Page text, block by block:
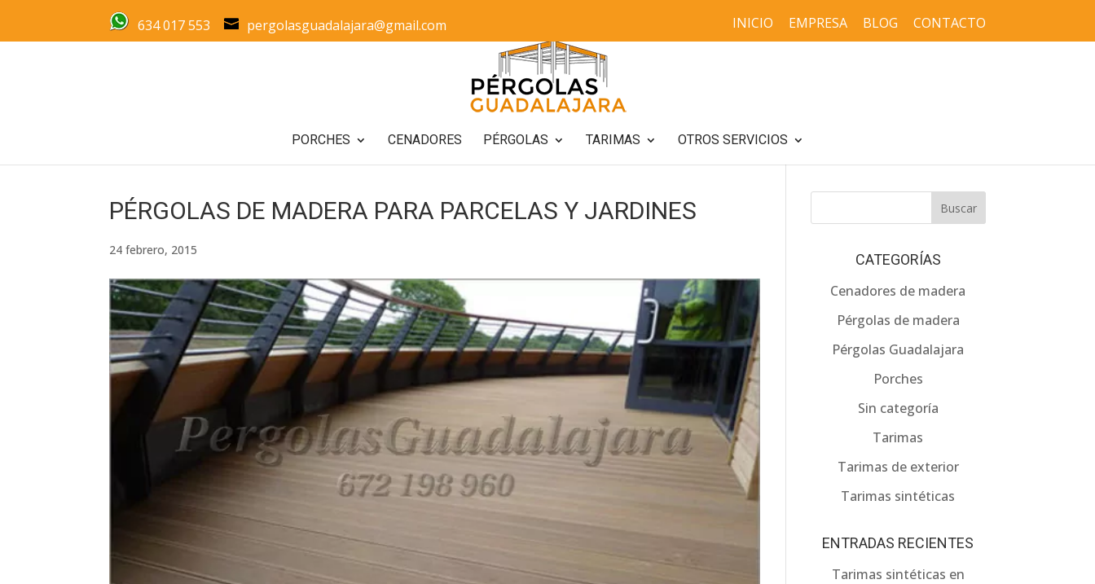
634 017 553 pergolasguadalajara@gmail.com INICIO EMPRESA BLOG CONTACTO
PORCHES CENADORES PÉRGOLAS TARIMAS OTROS SERVICIOS
PÉRGOLAS DE MADERA PARA PARCELAS Y JARDINES
24 febrero, 2015
CATEGORÍAS
Cenadores de madera
Pérgolas de madera
Pérgolas Guadalajara
Porches
Sin categoría
Tarimas
Tarimas de exterior
Tarimas sintéticas
ENTRADAS RECIENTES
Tarimas sintéticas en